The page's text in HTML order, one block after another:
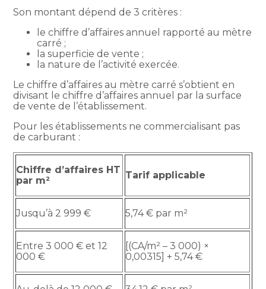
Son montant dépend de 3 critères :
le chiffre d’affaires annuel rapporté au mètre
carré ;
la superficie de vente ;
la nature de l’activité exercée.
Le chiffre d’affaires au mètre carré s’obtient en
divisant le chiffre d’affaires annuel par la surface
de vente de l’établissement.
Pour les établissements ne commercialisant pas
de carburant :
Chiffre d’affaires HT
par m²
Tarif applicable
Jusqu’à 2 999 € 5,74 € par m²
Entre 3 000 € et 12
000 €
[(CA/m² – 3 000) ×
0,00315] + 5,74 €